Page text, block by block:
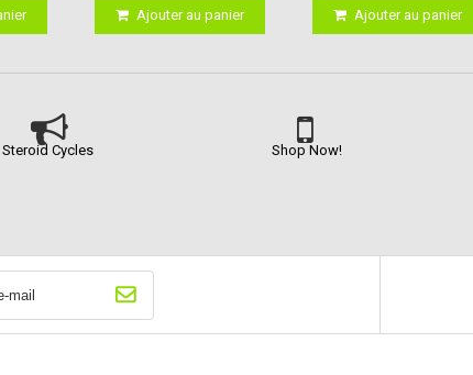
Ajouter au panier Ajouter au panier
Steroid Cycles Shop Now!